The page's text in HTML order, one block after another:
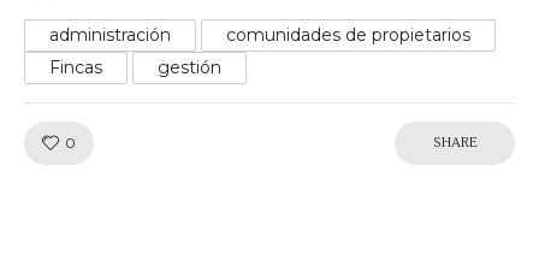
administración
comunidades de propietarios
Fincas
gestión
0 SHARE